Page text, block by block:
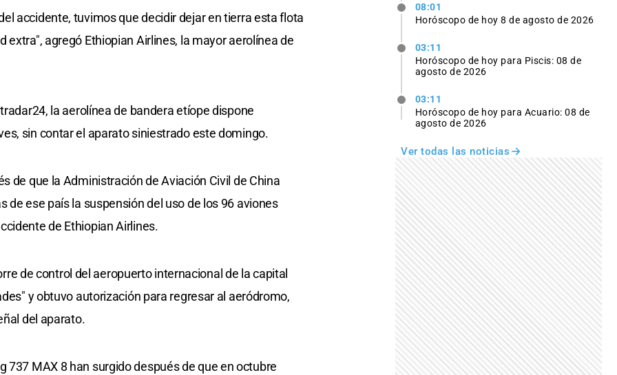
accidente, tuvimos que decidir dejar en tierra esta flota
agregó Ethiopian Airlines, la mayor aerolínea de
la aerolínea de bandera etíope dispone
sin contar el aparato siniestrado este domingo.
de que la Administración de Aviación Civil de China
de ese país la suspensión del uso de los 96 aviones
de Ethiopian Airlines.
de control del aeropuerto internacional de la capital
y obtuvo autorización para regresar al aeródromo,
del aparato.
737 MAX 8 han surgido después de que en octubre
08:01
Horóscopo de hoy 8 de agosto de 2026
03:11
Horóscopo de hoy para Piscis: 08 de
agosto de 2026
03:11
Horóscopo de hoy para Acuario: 08 de
agosto de 2026
Ver todas las noticias